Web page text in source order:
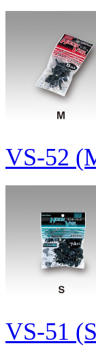
VS-52
VS-51